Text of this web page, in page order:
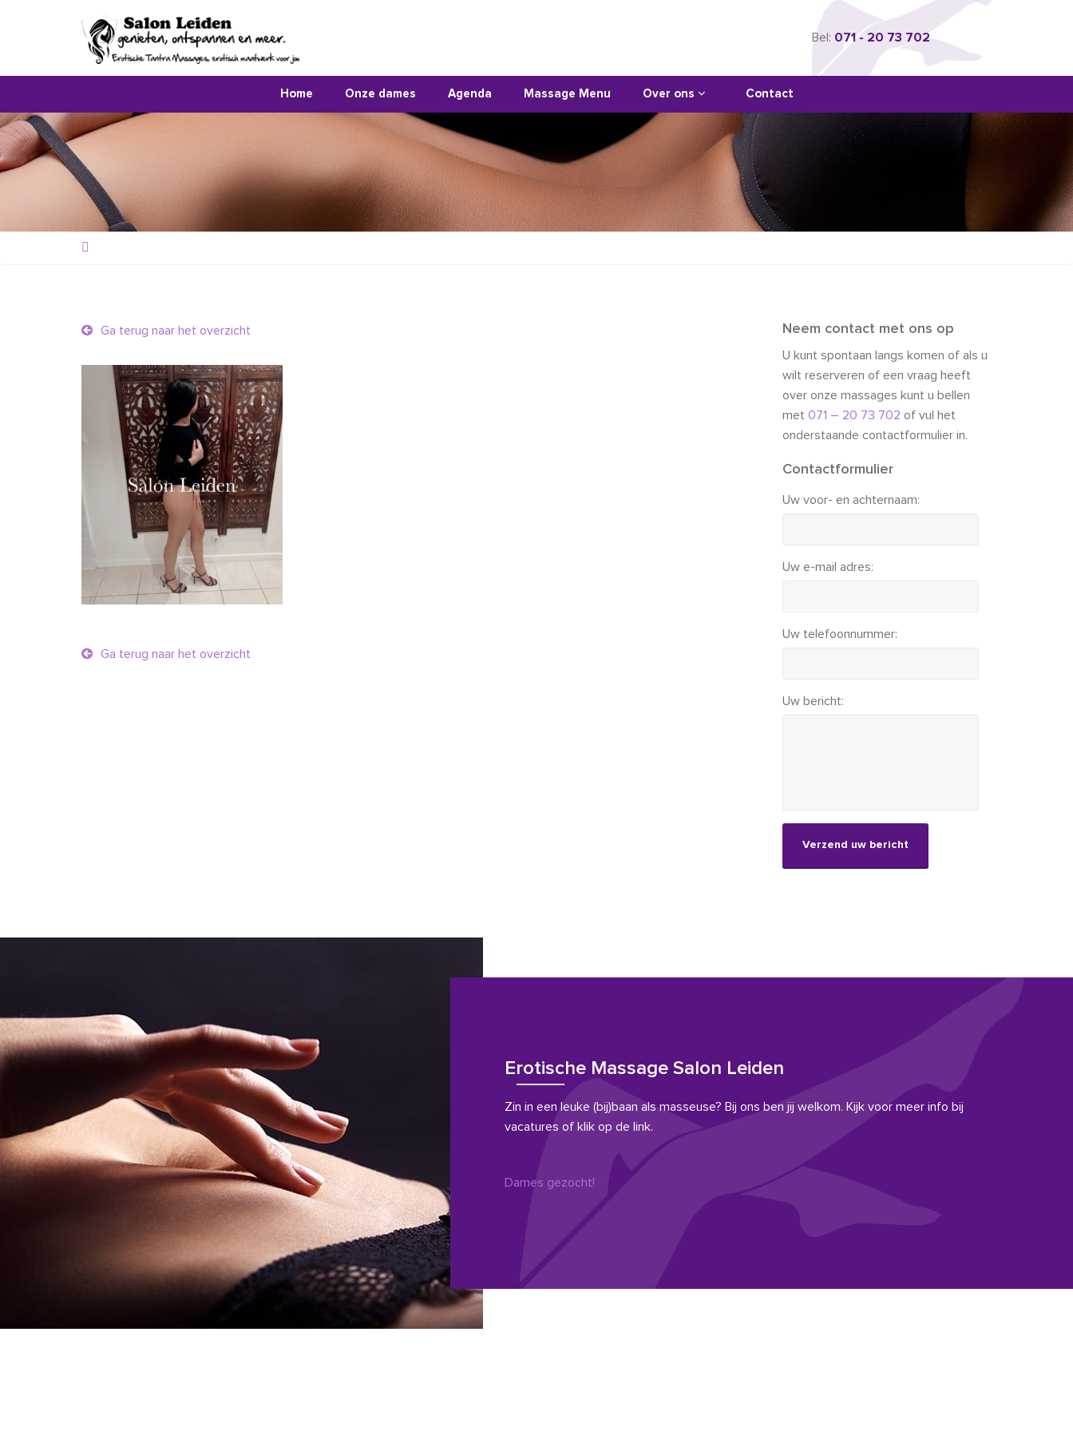
Bel: 071 - 20 73 702
Home Onze dames Agenda Massage Menu Over ons Contact
Ga terug naar het overzicht
Ga terug naar het overzicht
Neem contact met ons op
U kunt spontaan langs komen of als u
wilt reserveren of een vraag heeft
over onze massages kunt u bellen
met 071 – 20 73 702 of vul het
onderstaande contactformulier in.
Contactformulier
Uw voor- en achternaam:
Uw e-mail adres:
Uw telefoonnummer:
Uw bericht:
Erotische Massage Salon Leiden
Zin in een leuke (bij)baan als masseuse? Bij ons ben jij welkom. Kijk voor meer info bij
vacatures of klik op de link.
Dames gezocht!